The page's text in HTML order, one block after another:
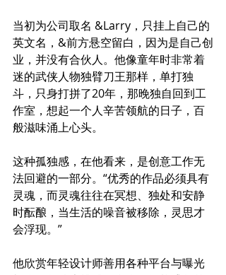
当初为公司取名 &Larry，只挂上自己的
英文名，&前方悬空留白，因为是自己创
业，并没有合伙人。他像童年时非常着
迷的武侠人物独臂刀王那样，单打独
斗，只身打拼了20年，那晚独自回到工
作室，想起一个人辛苦领航的日子，百
般滋味涌上心头。
这种孤独感，在他看来，是创意工作无
法回避的一部分。“优秀的作品必须具有
灵魂，而灵魂往往在冥想、独处和安静
时酝酿，当生活的噪音被移除，灵思才
会浮现。”
他欣赏年轻设计师善用各种平台与曝光